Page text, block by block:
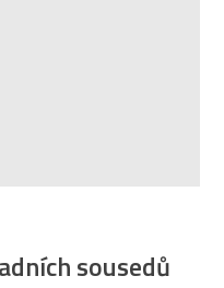
sousedů